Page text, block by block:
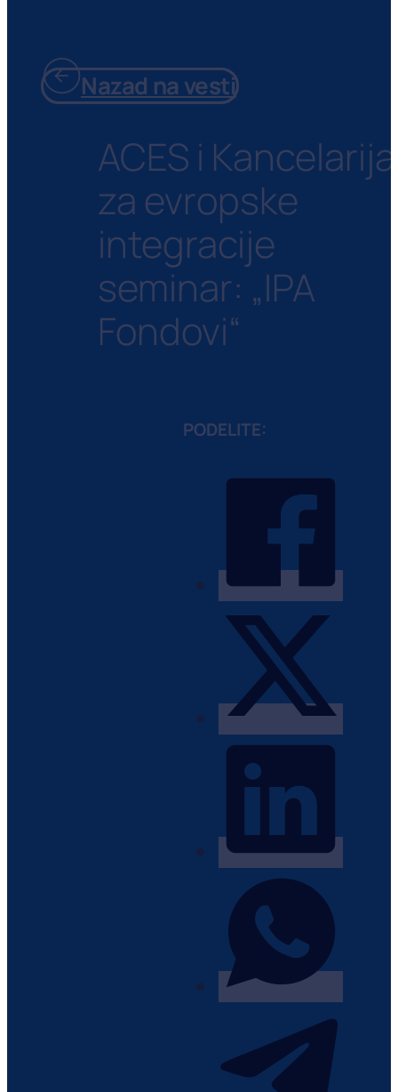
Nazad na vesti
ACES i Kancelarija
za evropske
integracije
seminar: „IPA
Fondovi“
PODELITE: